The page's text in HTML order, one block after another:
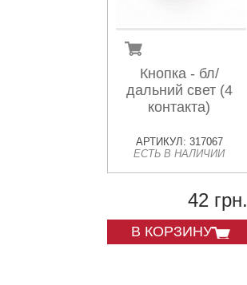
Кнопка - бл/
дальний свет (4
контакта)
АРТИКУЛ: 317067
ЕСТЬ В НАЛИЧИИ
42 грн.
В КОРЗИНУ